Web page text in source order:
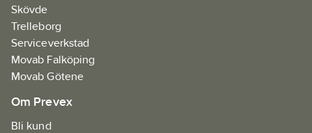
Skövde
Trelleborg
Serviceverkstad
Movab Falköping
Movab Götene
Om Prevex
Bli kund